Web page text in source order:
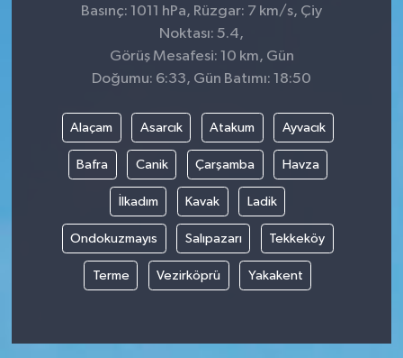
Basınç: 1011 hPa, Rüzgar: 7 km/s, Çiy
Noktası: 5.4,
Görüş Mesafesi: 10 km, Gün
Doğumu: 6:33, Gün Batımı: 18:50
Alaçam Asarcık Atakum Ayvacık
Bafra Canik Çarşamba Havza
İlkadım Kavak Ladik
Ondokuzmayıs Salıpazarı Tekkeköy
Terme Vezirköprü Yakakent